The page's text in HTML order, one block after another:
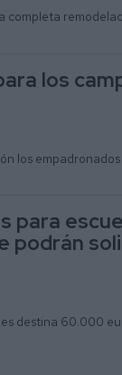
completa
los
los
para
podrán
destina 60.000